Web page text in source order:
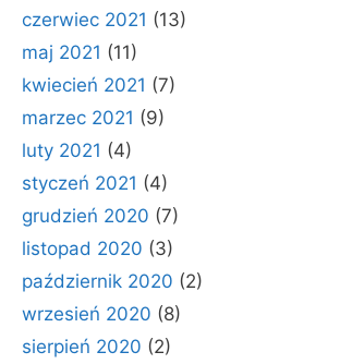
czerwiec 2021 (13)
maj 2021 (11)
kwiecień 2021 (7)
marzec 2021 (9)
luty 2021 (4)
styczeń 2021 (4)
grudzień 2020 (7)
listopad 2020 (3)
październik 2020 (2)
wrzesień 2020 (8)
sierpień 2020 (2)